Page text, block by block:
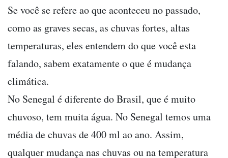
Se você se refere ao que aconteceu no passado,
como as graves secas, as chuvas fortes, altas
temperaturas, eles entendem do que você esta
falando, sabem exatamente o que é mudança
climática.
No Senegal é diferente do Brasil, que é muito
chuvoso, tem muita água. No Senegal temos uma
média de chuvas de 400 ml ao ano. Assim,
qualquer mudança nas chuvas ou na temperatura